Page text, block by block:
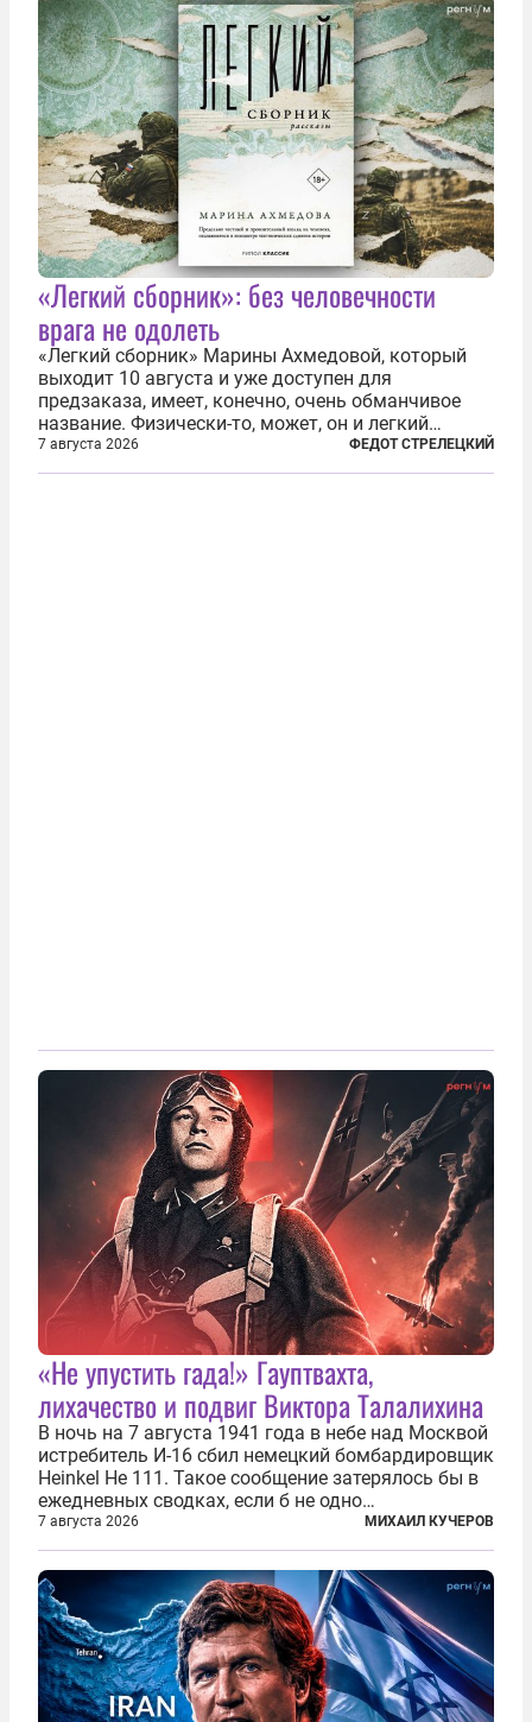
по-своему...
«Легкий сборник»: без человечности
врага не одолеть
«Легкий сборник» Марины Ахмедовой, который
выходит 10 августа и уже доступен для
предзаказа, имеет, конечно, очень обманчивое
название. Физически-то, может, он и легкий
относительно. Но метафизически —
безотносительно тяжелый. Десять рассказов,
7 августа 2026 ФЕДОТ СТРЕЛЕЦКИЙ
«Не упустить гада!» Гауптвахта,
лихачество и подвиг Виктора Талалихина
В ночь на 7 августа 1941 года в небе над Москвой
истребитель И-16 сбил немецкий бомбардировщик
Heinkel He 111. Такое сообщение затерялось бы в
ежедневных сводках, если б не одно
обстоятельство. Это был один из первых в
истории отечественной авиации ночных таранов.
У пилота — младшего лейтенанта...
7 августа 2026 МИХАИЛ КУЧЕРОВ